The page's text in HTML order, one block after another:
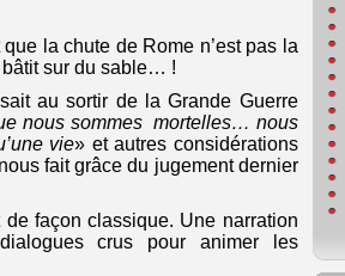
la chute de Rome n’est pas la
bâtit sur du sable… !
au sortir de la Grande Guerre
nous sommes mortelles… nous
vie» et autres considérations
fait grâce du jugement dernier
façon classique. Une narration
crus pour animer les